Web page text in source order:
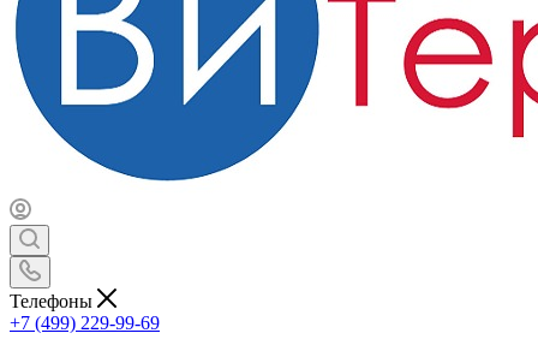
Телефоны
+7 (499) 229-99-69